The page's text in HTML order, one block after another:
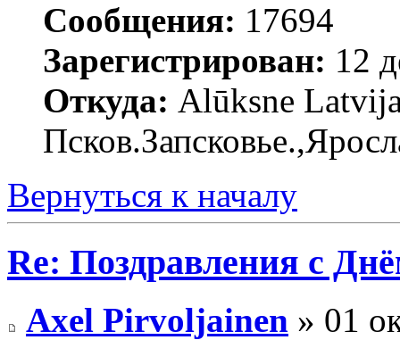
Сообщения: 17694
Зарегистрирован: 12
Откуда: Alūksne
Вернуться к началу
Re: Поздравления с
Axel Pirvoljainen » 01